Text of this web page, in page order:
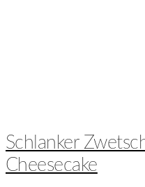
Schlanker
Cheesecake